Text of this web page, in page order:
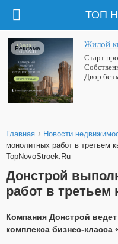
ТОП
Жилой
Старт
Двор без
Реклама
Главная › Новости
монолитных работ в третьем
TopNovoStroek.Ru
Донстрой
работ в
Компания Донстрой
комплекса бизнес-